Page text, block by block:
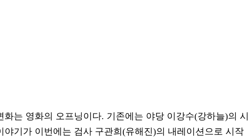
화는 영화의 오프닝이다. 기존에는 야당 이강수(강하늘)의 시
야기가 이번에는 검사 구관희(유해진)의 내레이션으로 시작